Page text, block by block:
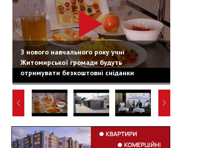
З нового навчального року учні
Житомирської громади будуть
отримувати безкоштовні сніданки